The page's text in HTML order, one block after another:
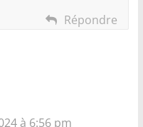
Répondre
à 6:56 pm